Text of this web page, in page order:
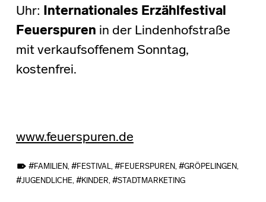
Uhr: Internationales Erzählfestival
Feuerspuren in der Lindenhofstraße
mit verkaufsoffenem Sonntag,
kostenfrei.
www.feuerspuren.de
FAMILIEN, FESTIVAL, FEUERSPUREN, GRÖPELINGEN,
JUGENDLICHE, KINDER, STADTMARKETING